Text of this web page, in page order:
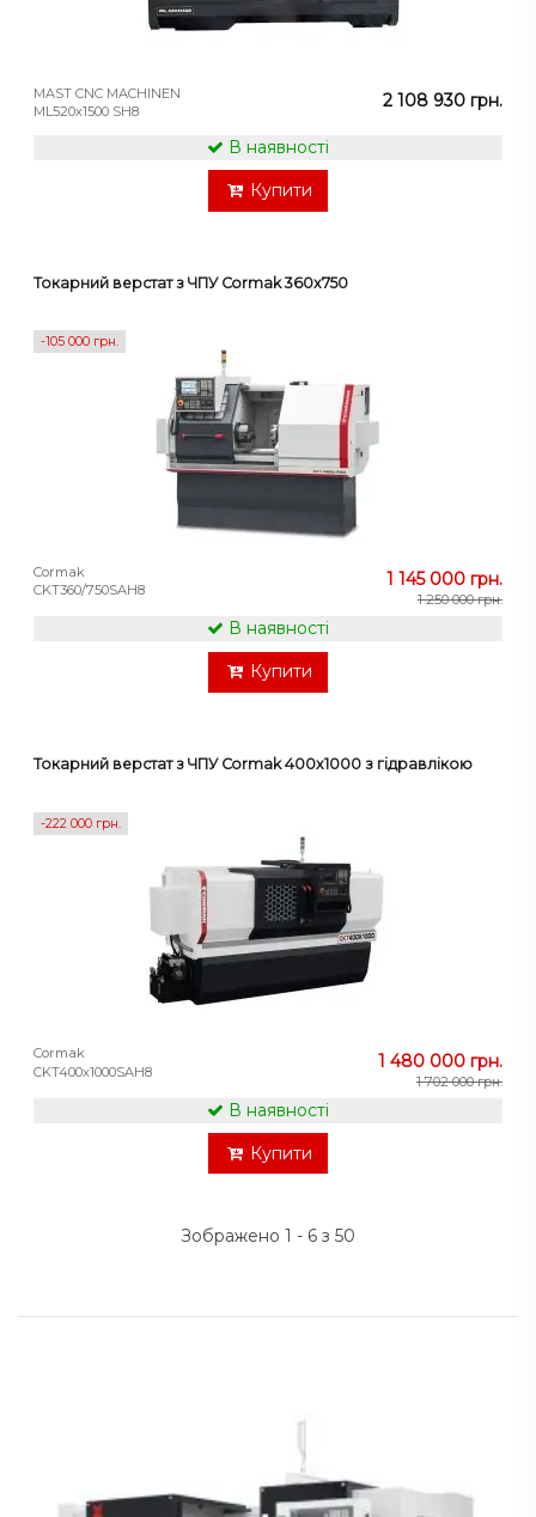
MAST CNC MACHINEN
ML520x1500 SH8
2 108 930 грн.
В наявності
Купити
Токарний верстат з ЧПУ Cormak 360x750
-105 000 грн.
Cormak
CKT360/750SAH8
1 145 000 грн.
1 250 000 грн.
В наявності
Купити
Токарний верстат з ЧПУ Cormak 400x1000 з гідравлікою
-222 000 грн.
Cormak
CKT400x1000SAH8
1 480 000 грн.
1 702 000 грн.
В наявності
Купити
Зображено 1 - 6 з 50